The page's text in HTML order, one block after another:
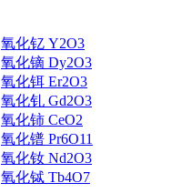
氧化钇 Y2O3
氧化镝 Dy2O3
氧化铒 Er2O3
氧化钆 Gd2O3
氧化铈 CeO2
氧化镨 Pr6O11
氧化钕 Nd2O3
氧化铽 Tb4O7